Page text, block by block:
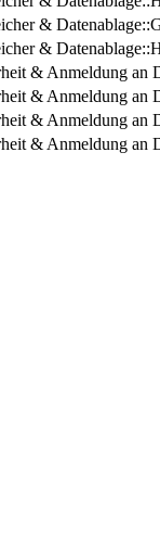
&
&
& Anmeldung an
& Anmeldung an
& Anmeldung an
& Anmeldung an